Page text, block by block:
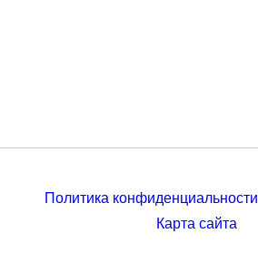
Политика конфиденциальности
Карта сайта